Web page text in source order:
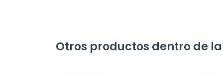
Otros productos dentro de